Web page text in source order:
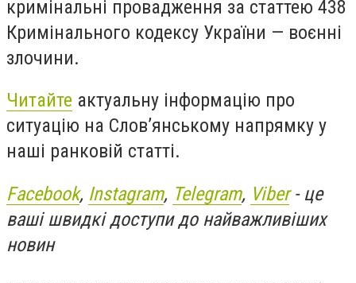
кримінальні провадження за статтею 438
Кримінального кодексу України — воєнні
злочини.
Читайте актуальну інформацію про
ситуацію на Слов’янському напрямку у
наші ранковій статті.
Facebook, Instagram, Telegram, Viber- це
ваші швидкі доступи до найважливіших
новин